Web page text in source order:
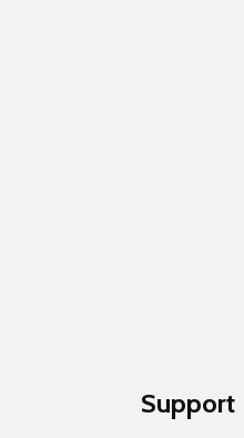
Support